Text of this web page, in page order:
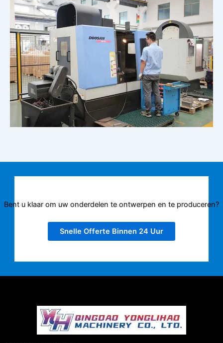
Bent u klaar om uw onderdelen te ontwerpen en te produceren?
Snelle Offerte Binnen 24 Uur